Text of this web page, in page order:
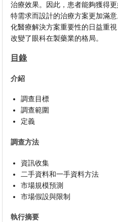
治療效果。因此，患者能夠獲得
特需求而設計的治療方案更加滿
化醫療解決方案重要性的日益重
改變了眼科在製藥業的格局。
目錄
介紹
調查目標
調查範圍
定義
調查方法
資訊收集
二手資料和一手資料方法
市場規模預測
市場假設與限制
執行摘要